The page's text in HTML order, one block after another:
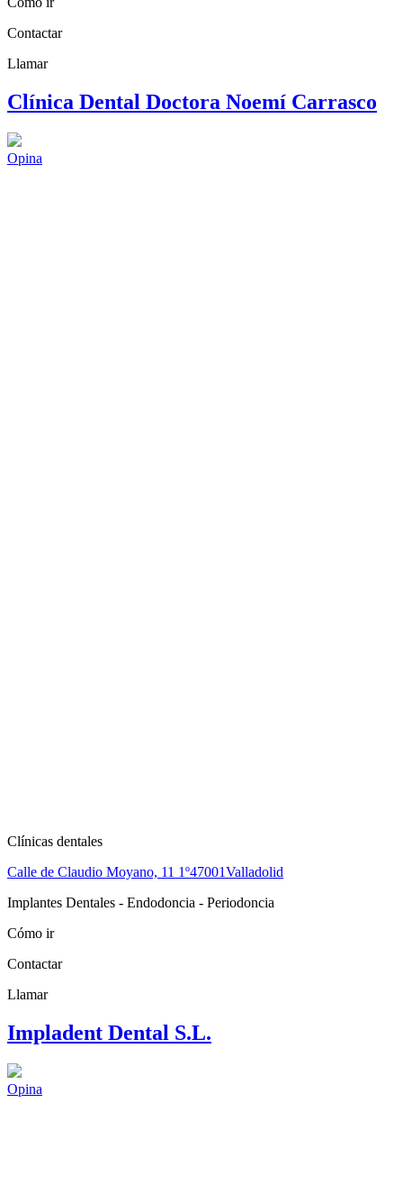
Contactar
Llamar
Clínica Dental Doctora Noemí Carrasco
Opina
Clínicas dentales
Calle de Claudio Moyano, 11 1º47001Valladolid
Implantes Dentales - Endodoncia - Periodoncia
Cómo ir
Contactar
Llamar
Impladent Dental S.L.
Opina